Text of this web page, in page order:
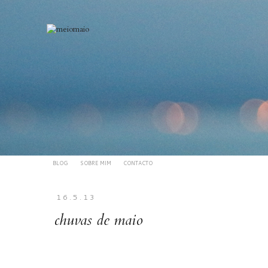
BLOG SOBRE MIM CONTACTO
16.5.13
chuvas de maio